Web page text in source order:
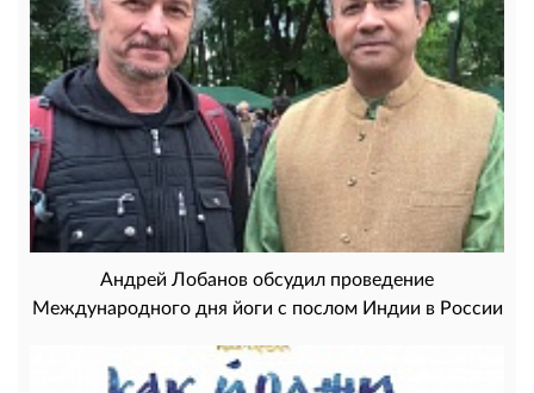
Андрей Лобанов обсудил проведение
Международного дня йоги с послом Индии в России